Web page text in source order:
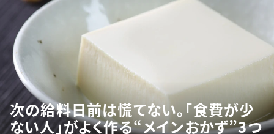
次の給料日前は慌てない。「食費が少
ない人」がよく作る“メインおかず”3つ